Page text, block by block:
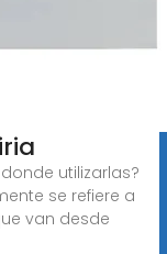
utilizarlas?
se refiere a
van desde